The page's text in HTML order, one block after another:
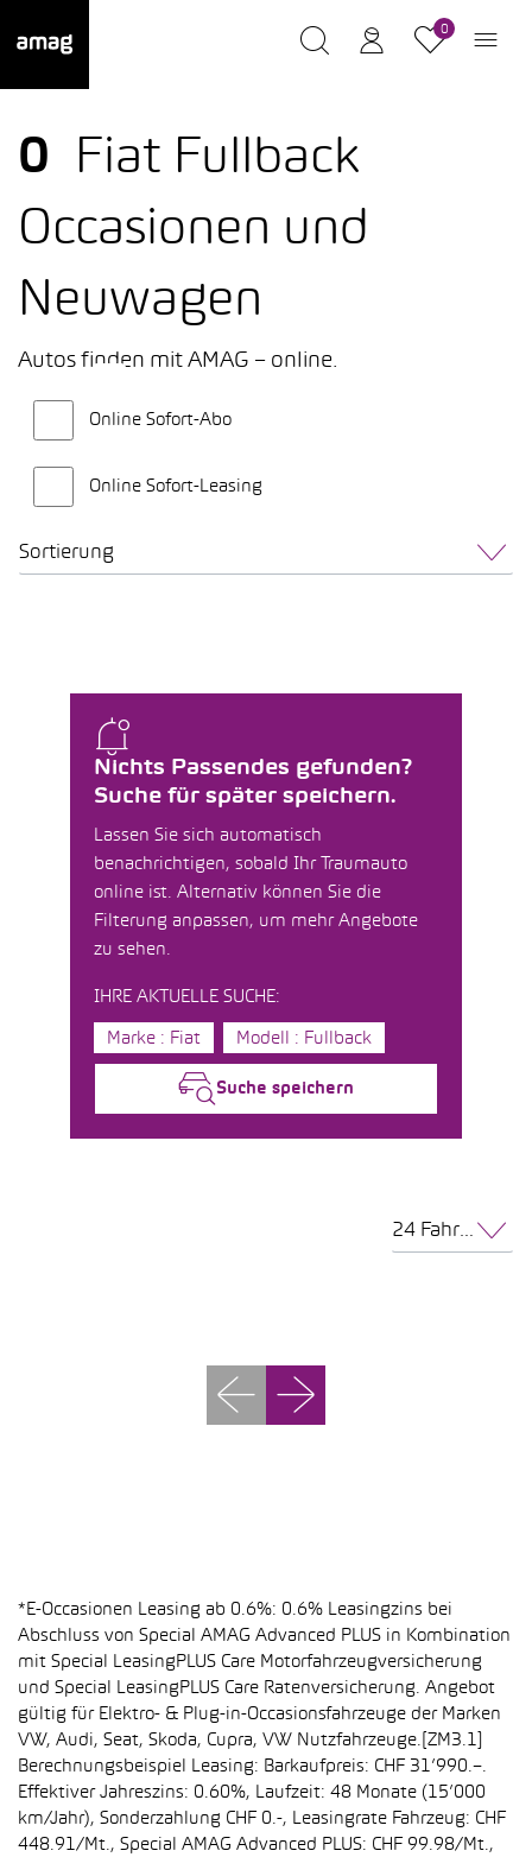
0
0
Fiat Fullback
Occasionen und
Neuwagen
Autos finden mit AMAG – online.
Online Sofort-Abo
Online Sofort-Leasing
Sortierung
Nichts Passendes gefunden?
Suche für später speichern.
Lassen Sie sich automatisch
benachrichtigen, sobald Ihr Traumauto
online ist. Alternativ können Sie die
Filterung anpassen, um mehr Angebote
zu sehen.
IHRE AKTUELLE SUCHE:
Marke : Fiat Modell : Fullback
Suche speichern
24 Fahrzeuge pro Seite
*E-Occasionen Leasing ab 0.6%: 0.6% Leasingzins bei
Abschluss von Special AMAG Advanced PLUS in Kombination
mit Special LeasingPLUS Care Motorfahrzeugversicherung
und Special LeasingPLUS Care Ratenversicherung. Angebot
gültig für Elektro- & Plug-in-Occasionsfahrzeuge der Marken
VW, Audi, Seat, Skoda, Cupra, VW Nutzfahrzeuge.[ZM3.1]
Berechnungsbeispiel Leasing: Barkaufpreis: CHF 31’990.–.
Effektiver Jahreszins: 0.60%, Laufzeit: 48 Monate (15’000
km/Jahr), Sonderzahlung CHF 0.-, Leasingrate Fahrzeug: CHF
448.91/Mt., Special AMAG Advanced PLUS: CHF 99.98/Mt.,